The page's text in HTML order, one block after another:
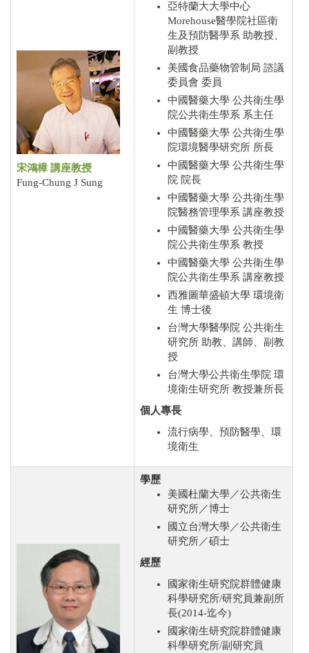
宋鴻樟 講座教授
Fung-Chung J Sung
亞特蘭大大學中心
Morehouse醫學院社區衛
生及預防醫學系 助教授、
副教授
美國食品藥物管制局 諮議
委員會 委員
中國醫藥大學 公共衛生學
院公共衛生學系 系主任
中國醫藥大學 公共衛生學
院環境醫學研究所 所長
中國醫藥大學 公共衛生學
院 院長
中國醫藥大學 公共衛生學
院醫務管理學系 講座教授
中國醫藥大學 公共衛生學
院公共衛生學系 教授
中國醫藥大學 公共衛生學
院公共衛生學系 講座教授
西雅圖華盛頓大學 環境衛
生 博士後
台灣大學醫學院 公共衛生
研究所 助教、講師、副教
授
台灣大學公共衛生學院 環
境衛生研究所 教授兼所長
個人專長
流行病學、預防醫學、環
境衛生
學歷
美國杜蘭大學／公共衛生
研究所／博士
國立台灣大學／公共衛生
研究所／碩士
經歷
國家衛生研究院群體健康
科學研究所/研究員兼副所
長(2014-迄今)
國家衛生研究院群體健康
科學研究所/副研究員